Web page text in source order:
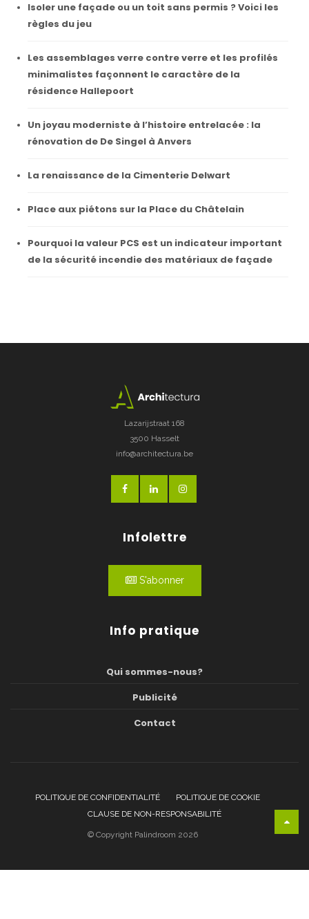
Isoler une façade ou un toit sans permis ? Voici les
règles du jeu
Les assemblages verre contre verre et les profilés
minimalistes façonnent le caractère de la
résidence Hallepoort
Un joyau moderniste à l’histoire entrelacée : la
rénovation de De Singel à Anvers
La renaissance de la Cimenterie Delwart
Place aux piétons sur la Place du Châtelain
Pourquoi la valeur PCS est un indicateur important
de la sécurité incendie des matériaux de façade
Lazarijstraat 168
3500 Hasselt
info@architectura.be
Infolettre
S'abonner
Info pratique
Qui sommes-nous?
Publicité
Contact
POLITIQUE DE CONFIDENTIALITÉ
POLITIQUE DE COOKIE
CLAUSE DE NON-RESPONSABILITÉ
© Copyright Palindroom 2026